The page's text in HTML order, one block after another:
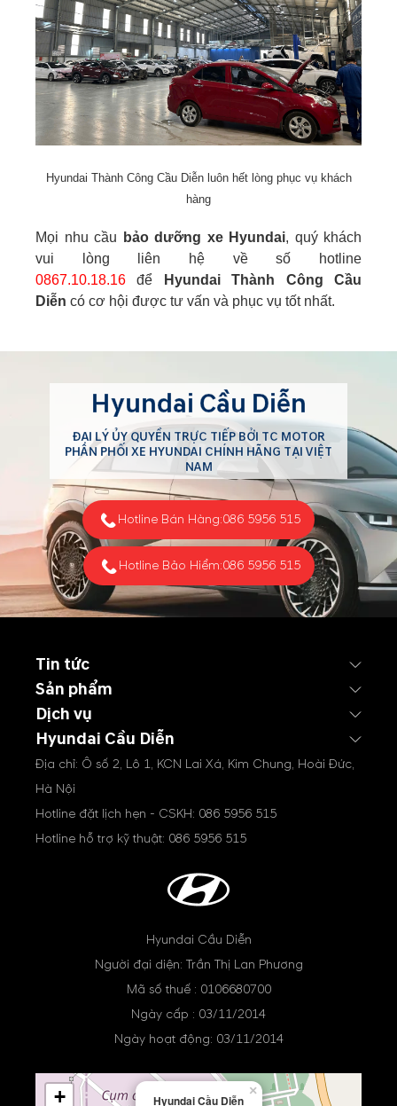
Hyundai Thành Công Cầu Diễn luôn hết lòng phục vụ khách
hàng
Mọi nhu cầu bảo dưỡng xe Hyundai, quý khách
vui lòng liên hệ về số hotline
0867.10.18.16
để
Hyundai Thành Công Cầu
Diễn có cơ hội được tư vấn và phục vụ tốt nhất.
Hyundai Cầu Diễn
ĐẠI LÝ ỦY QUYỀN TRỰC TIẾP BỞI TC MOTOR
PHÂN PHỐI XE HYUNDAI CHÍNH HÃNG TẠI VIỆT
NAM
Hotline Bán Hàng:086 5956 515
Hotline Bảo Hiểm:086 5956 515
Tin tức
Sản phẩm
Dịch vụ
Hyundai Cầu Diễn
Địa chỉ: Ô số 2, Lô 1, KCN Lai Xá, Kim Chung, Hoài Đức,
Hà Nội
Hotline đặt lịch hẹn - CSKH: 086 5956 515
Hotline hỗ trợ kỹ thuật: 086 5956 515
Hyundai Cầu Diễn
Người đại diện: Trần Thị Lan Phương
Mã số thuế : 0106680700
Ngày cấp : 03/11/2014
Ngày hoạt động: 03/11/2014
Hyundai Cầu Diễn
×
+